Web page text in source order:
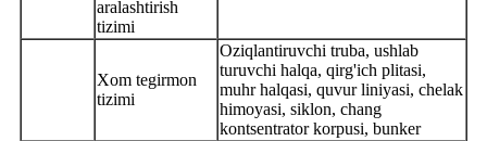
aralashtirish
tizimi
Xom tegirmon
tizimi
Oziqlantiruvchi truba, ushlab
turuvchi halqa, qirg'ich plitasi,
muhr halqasi, quvur liniyasi, chelak
himoyasi, siklon, chang
kontsentrator korpusi, bunker